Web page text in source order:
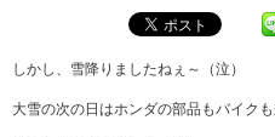
しかし、雪降りましたねぇ～（泣）
大雪の次の日はホンダの部品もバイク